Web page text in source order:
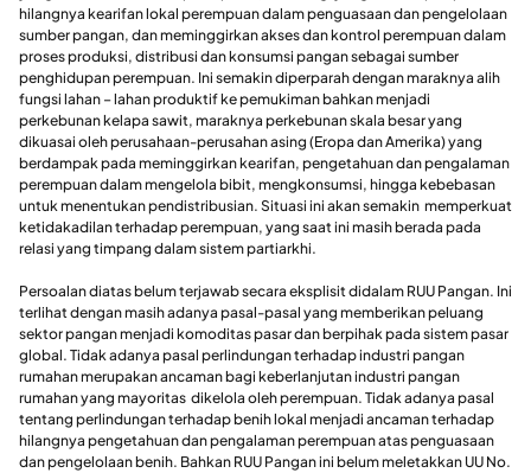
hilangnya kearifan lokal perempuan dalam penguasaan dan pengelolaan
sumber pangan, dan meminggirkan akses dan kontrol perempuan dalam
proses produksi, distribusi dan konsumsi pangan sebagai sumber
penghidupan perempuan. Ini semakin diperparah dengan maraknya alih
fungsi lahan – lahan produktif ke pemukiman bahkan menjadi
perkebunan kelapa sawit, maraknya perkebunan skala besar yang
dikuasai oleh perusahaan-perusahan asing (Eropa dan Amerika) yang
berdampak pada meminggirkan kearifan, pengetahuan dan pengalaman
perempuan dalam mengelola bibit, mengkonsumsi, hingga kebebasan
untuk menentukan pendistribusian. Situasi ini akan semakin memperkuat
ketidakadilan terhadap perempuan, yang saat ini masih berada pada
relasi yang timpang dalam sistem partiarkhi.
Persoalan diatas belum terjawab secara eksplisit didalam RUU Pangan. Ini
terlihat dengan masih adanya pasal-pasal yang memberikan peluang
sektor pangan menjadi komoditas pasar dan berpihak pada sistem pasar
global. Tidak adanya pasal perlindungan terhadap industri pangan
rumahan merupakan ancaman bagi keberlanjutan industri pangan
rumahan yang mayoritas dikelola oleh perempuan. Tidak adanya pasal
tentang perlindungan terhadap benih lokal menjadi ancaman terhadap
hilangnya pengetahuan dan pengalaman perempuan atas penguasaan
dan pengelolaan benih. Bahkan RUU Pangan ini belum meletakkan UU No.